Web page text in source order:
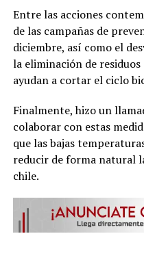
Entre las acciones
de las campañas de
diciembre, así como el
la eliminación de
ayudan a cortar el ciclo
Finalmente, hizo un
colaborar con estas
que las bajas
reducir de forma natural
chile.